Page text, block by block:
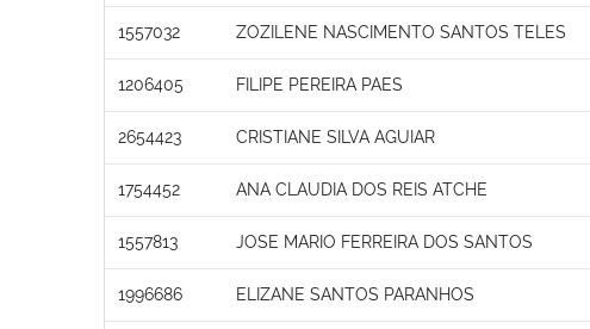
1557032 ZOZILENE NASCIMENTO SANTOS TELES
1206405 FILIPE PEREIRA PAES
2654423 CRISTIANE SILVA AGUIAR
1754452 ANA CLAUDIA DOS REIS ATCHE
1557813 JOSE MARIO FERREIRA DOS SANTOS
1996686 ELIZANE SANTOS PARANHOS